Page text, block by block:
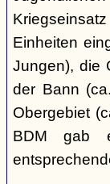
Einheiten
Jungen), die
der Bann
Obergebiet
BDM gab